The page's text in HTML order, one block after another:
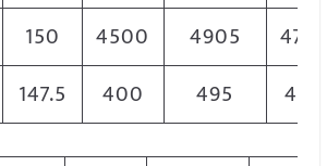
150 4500 4905
147.5 400 495 450